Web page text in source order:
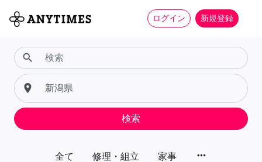
ログイン 新規登録
全て 修理・組立 家事 more_horiz
search
place
検索